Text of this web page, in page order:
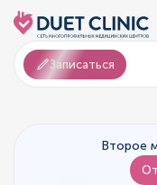
Записаться
Второе